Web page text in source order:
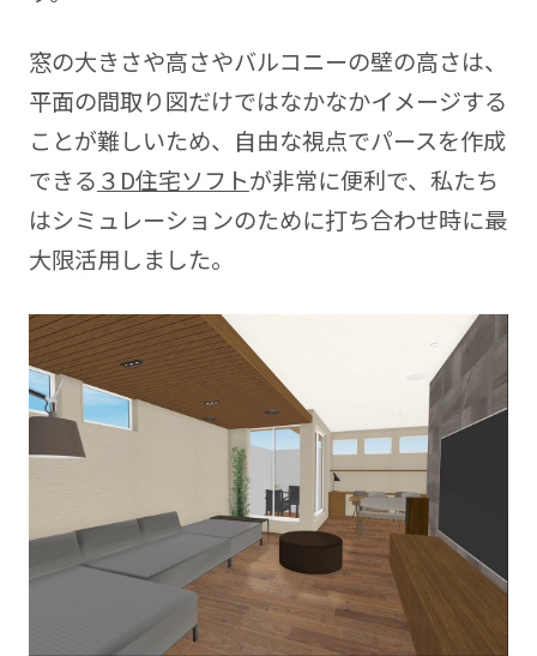
窓の大きさや高さやバルコニーの壁の高さは、
平面の間取り図だけではなかなかイメージする
ことが難しいため、自由な視点でパースを作成
できる ３D住宅ソフトが非常に便利で、私たち
はシミュレーションのために打ち合わせ時に最
大限活用しました。